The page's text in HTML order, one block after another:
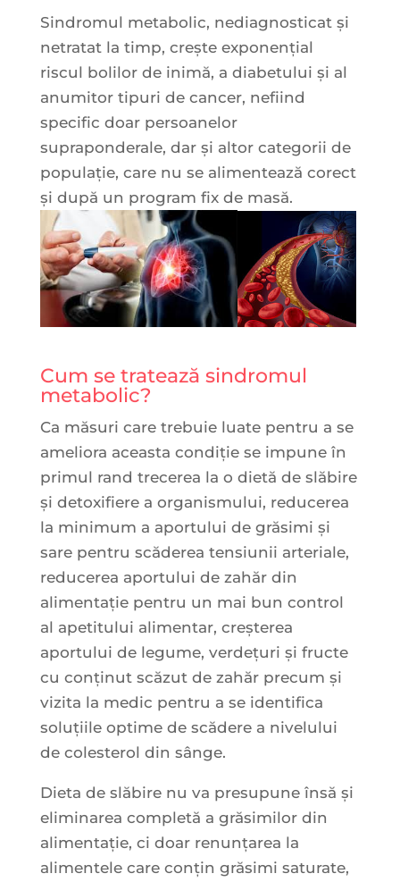
Sindromul metabolic, nediagnosticat și
netratat la timp, crește exponențial
riscul bolilor de inimă, a diabetului și al
anumitor tipuri de cancer, nefiind
specific doar persoanelor
supraponderale, dar și altor categorii de
populație, care nu se alimentează corect
și după un program fix de masă.
Cum se tratează sindromul
metabolic?
Ca măsuri care trebuie luate pentru a se
ameliora aceasta condiție se impune în
primul rand trecerea la o dietă de slăbire
și detoxifiere a organismului, reducerea
la minimum a aportului de grăsimi și
sare pentru scăderea tensiunii arteriale,
reducerea aportului de zahăr din
alimentație pentru un mai bun control
al apetitului alimentar, creșterea
aportului de legume, verdețuri și fructe
cu conținut scăzut de zahăr precum și
vizita la medic pentru a se identifica
soluțiile optime de scădere a nivelului
de colesterol din sânge.
Dieta de slăbire nu va presupune însă și
eliminarea completă a grăsimilor din
alimentație, ci doar renunțarea la
alimentele care conțin grăsimi saturate,